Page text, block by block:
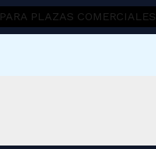
PLAZAS COMERCIALES